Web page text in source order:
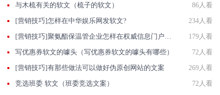
与木梳有关的软文（梳子的软文） 86人看
[营销技巧]怎样在中华娱乐网发软文? 234人看
179人看
写优惠券软文的噱头（写优惠券软文的噱头有哪些） 72人看
[营销技巧]有那些做法可以做好伪原创网站的文案 269人看
竞选班委 软文（班委竞选文案） 72人看